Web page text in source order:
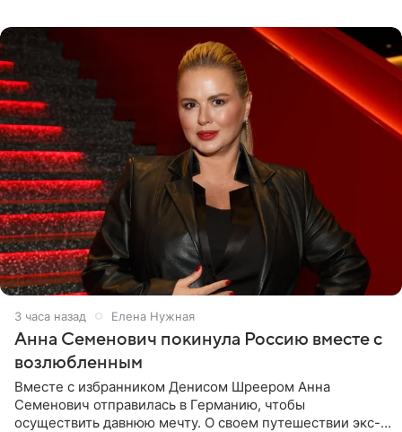
3 часа назад Елена Нужная
Анна Семенович покинула Россию вместе с
возлюбленным
Вместе с избранником Денисом Шреером Анна
Семенович отправилась в Германию, чтобы
осуществить давнюю мечту. О своем путешествии экс-